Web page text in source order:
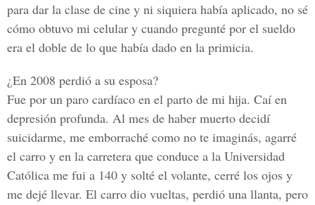
para dar la clase de cine y ni siquiera había aplicado, no sé
cómo obtuvo mi celular y cuando pregunté por el sueldo
era el doble de lo que había dado en la primicia.
¿En 2008 perdió a su esposa?
Fue por un paro cardíaco en el parto de mi hija. Caí en
depresión profunda. Al mes de haber muerto decidí
suicidarme, me emborraché como no te imaginás, agarré
el carro y en la carretera que conduce a la Universidad
Católica me fui a 140 y solté el volante, cerré los ojos y
me dejé llevar. El carro dio vueltas, perdió una llanta, pero